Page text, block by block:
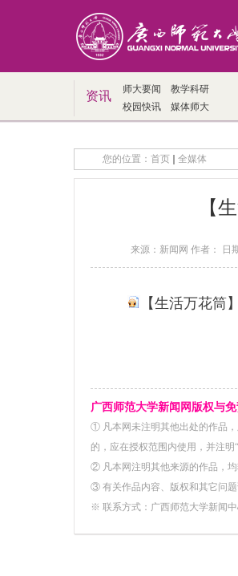
资讯 师大要闻
教学科研
校园快讯
媒体师大
您的位置： 首页 全媒体
【
来源：新闻网 作者： 日
【生活万花筒
广西师范大学新闻网版权与免
① 凡本网未注明其他出处的作品
的，应在授权范围内使用，并注明
② 凡本网注明其他来源的作品，均
③ 有关作品内容、版权和其它问题
※ 联系方式：广西师范大学新闻中